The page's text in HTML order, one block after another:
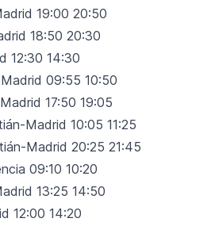
19:00 20:50
18:50 20:30
12:30 14:30
09:55 10:50
17:50 19:05
Madrid 10:05 11:25
Madrid 20:25 21:45
09:10 10:20
13:25 14:50
12:00 14:20